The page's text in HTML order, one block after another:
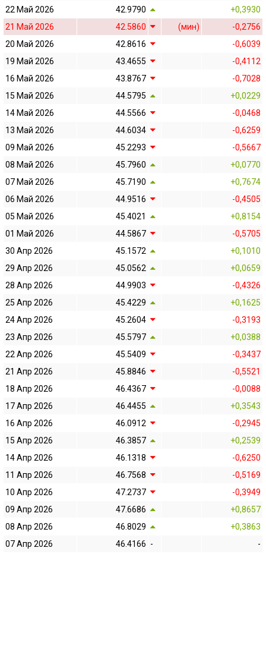
22 Май 2026 42.9790
+0,3930
21 Май 2026
42.5860 (мин)
-0,2756
20 Май 2026
42.8616
-0,6039
19 Май 2026
43.4655
-0,4112
16 Май 2026
43.8767
-0,7028
15 Май 2026
44.5795
+0,0229
14 Май 2026
44.5566
-0,0468
13 Май 2026
44.6034
-0,6259
09 Май 2026
45.2293
-0,5667
08 Май 2026
45.7960
+0,0770
07 Май 2026
45.7190
+0,7674
06 Май 2026
44.9516
-0,4505
05 Май 2026
45.4021
+0,8154
01 Май 2026
44.5867
-0,5705
30 Апр 2026
45.1572
+0,1010
29 Апр 2026
45.0562
+0,0659
28 Апр 2026
44.9903
-0,4326
25 Апр 2026
45.4229
+0,1625
24 Апр 2026
45.2604
-0,3193
23 Апр 2026
45.5797
+0,0388
22 Апр 2026
45.5409
-0,3437
21 Апр 2026
45.8846
-0,5521
18 Апр 2026
46.4367
-0,0088
17 Апр 2026
46.4455
+0,3543
16 Апр 2026
46.0912
-0,2945
15 Апр 2026
46.3857
+0,2539
14 Апр 2026
46.1318
-0,6250
11 Апр 2026
46.7568
-0,5169
10 Апр 2026
47.2737
-0,3949
09 Апр 2026
47.6686
+0,8657
08 Апр 2026
46.8029
+0,3863
07 Апр 2026
46.4166 - -